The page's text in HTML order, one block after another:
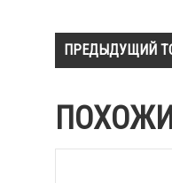
ПРЕДЫДУЩИЙ